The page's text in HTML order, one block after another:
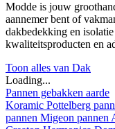
Modde is jouw
aannemer bent of
dakbedekking en
kwaliteitsproducten en
Toon alles van Dak
Loading...
Pannen gebakken aarde
Koramic Pottelberg
pannen Migeon pannen